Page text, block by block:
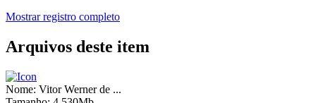
Mostrar registro completo
Arquivos deste item
Nome: Vitor Werner de ...